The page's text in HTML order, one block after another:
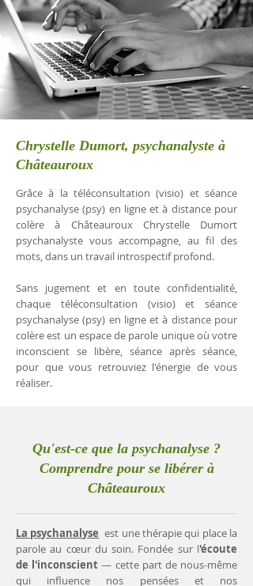
Chrystelle Dumort, psychanalyste à
Châteauroux
Grâce à la téléconsultation (visio) et séance
psychanalyse (psy) en ligne et à distance pour
colère à Châteauroux Chrystelle Dumort
psychanalyste vous accompagne, au fil des
mots, dans un travail introspectif profond.
Sans jugement et en toute confidentialité,
chaque téléconsultation (visio) et séance
psychanalyse (psy) en ligne et à distance pour
colère est un espace de parole unique où votre
inconscient se libère, séance après séance,
pour que vous retrouviez l'énergie de vous
réaliser.
Qu'est-ce que la psychanalyse ?
Comprendre pour se libérer à
Châteauroux
La psychanalyse est une thérapie qui place la
parole au cœur du soin. Fondée sur l'écoute
de l'inconscient— cette part de nous-même
qui influence nos pensées et nos